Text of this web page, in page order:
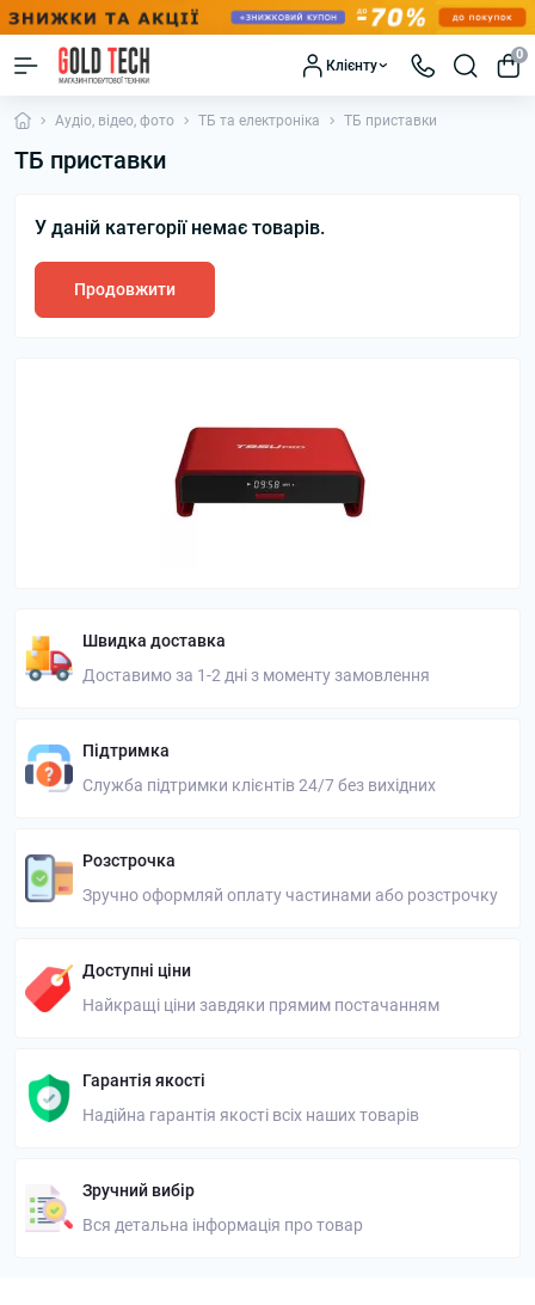
Клієнту
0
Аудіо, відео, фото ТБ та електроніка ТБ приставки
ТБ приставки
У даній категорії немає товарів.
Продовжити
Швидка доставка
Доставимо за 1-2 дні з моменту замовлення
Підтримка
Служба підтримки клієнтів 24/7 без вихідних
Розстрочка
Зручно оформляй оплату частинами або розстрочку
Доступні ціни
Найкращі ціни завдяки прямим постачанням
Гарантія якості
Надійна гарантія якості всіх наших товарів
Зручний вибір
Вся детальна інформація про товар